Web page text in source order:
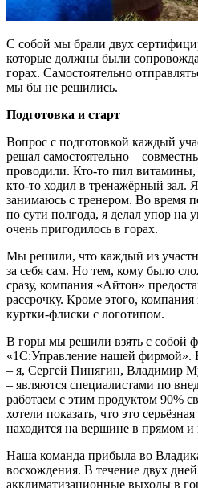
С собой мы брали двух
которые должны были
горах. Самостоятельно
мы бы не решились.
Подготовка и старт
Вопрос с подготовкой каждый
решал самостоятельно –
проводили. Кто-то пил
кто-то ходил в тренажёрный зал.
занимаюсь с тренером. Во время
по сути полгода, я делал упор на
очень пригодилось в горах.
Мы решили, что каждый из
за себя сам. Но тем, кому было
сразу, компания «Айтон»
рассрочку. Кроме этого,
куртки-флиски с логотипом.
В горы мы решили взять с собой
«1С:Управление нашей фирмой».
– я, Сергей Пинягин, Владимир
– являются специалистами по
работаем с этим продуктом 90%
хотели показать, что это
находится на вершине в прямом
Наша команда прибыла во
восхождения. В течение двух
акклиматизационные выходы в